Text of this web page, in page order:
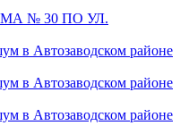
№ 30 ПО УЛ.
в Автозаводском районе
в Автозаводском районе
в Автозаводском районе